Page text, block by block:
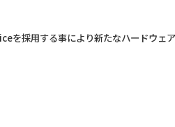
採用する事により新たなハードウェ